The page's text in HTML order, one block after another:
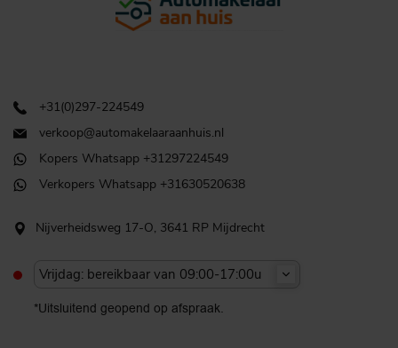
+31(0)297-224549
verkoop@automakelaaraanhuis.nl
Kopers Whatsapp +31297224549
Verkopers Whatsapp +31630520638
Nijverheidsweg 17-O, 3641 RP Mijdrecht
Vrijdag: bereikbaar van 09:00-17:00u
*Uitsluitend geopend op afspraak.